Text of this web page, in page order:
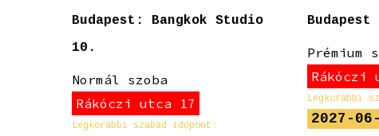
Budapest: Bangkok Studio
10.
Normál szoba
Rákóczi utca 17
Legkorábbi szabad időpont:
Prémium
Rákóczi
Legkorábbi
2027-